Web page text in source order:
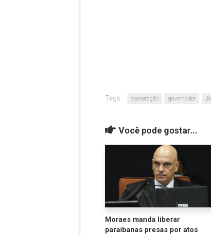
Tags: exoneração governador
Você pode gostar...
Moraes manda liberar
paraibanas presas por atos